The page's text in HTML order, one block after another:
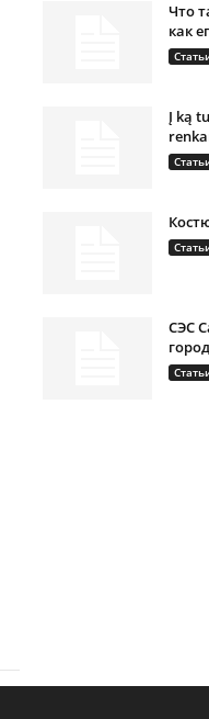
Что
как
Į ką
СЭС